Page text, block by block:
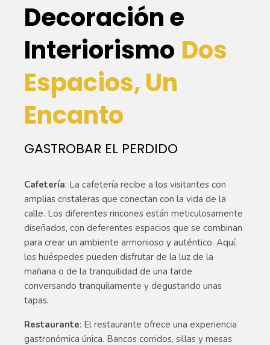
Decoración e
Interiorismo Dos
Espacios, Un
Encanto
GASTROBAR EL PERDIDO
Cafetería: La cafetería recibe a los visitantes con
amplias cristaleras que conectan con la vida de la
calle. Los diferentes rincones están meticulosamente
diseñados, con deferentes espacios que se combinan
para crear un ambiente armonioso y auténtico. Aquí,
los huéspedes pueden disfrutar de la luz de la
mañana o de la tranquilidad de una tarde
conversando tranquilamente y degustando unas
tapas.
Restaurante: El restaurante ofrece una experiencia
gastronómica única. Bancos corridos, sillas y mesas